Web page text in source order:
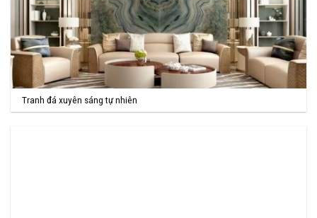
Tranh đá xuyên sáng tự nhiên